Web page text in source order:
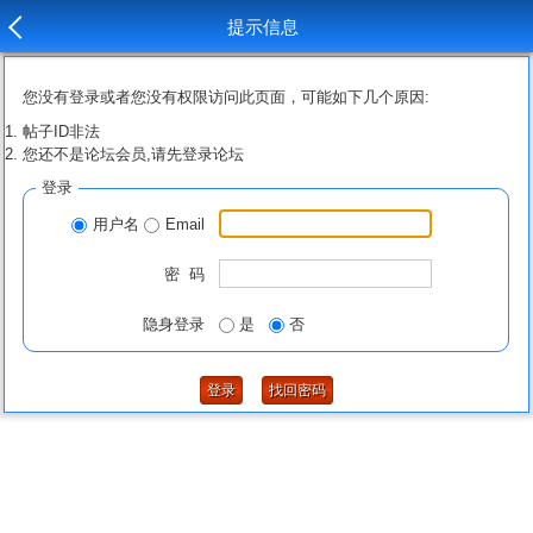
提示信息
您没有登录或者您没有权限访问此页面，可能如下几个原因:
帖子ID非法
您还不是论坛会员,请先登录论坛
登录
用户名 Email
密 码
隐身登录 是 否